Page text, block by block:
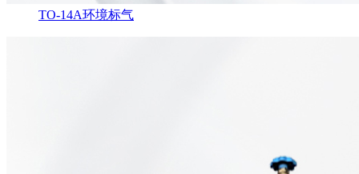
TO-14A环境标气